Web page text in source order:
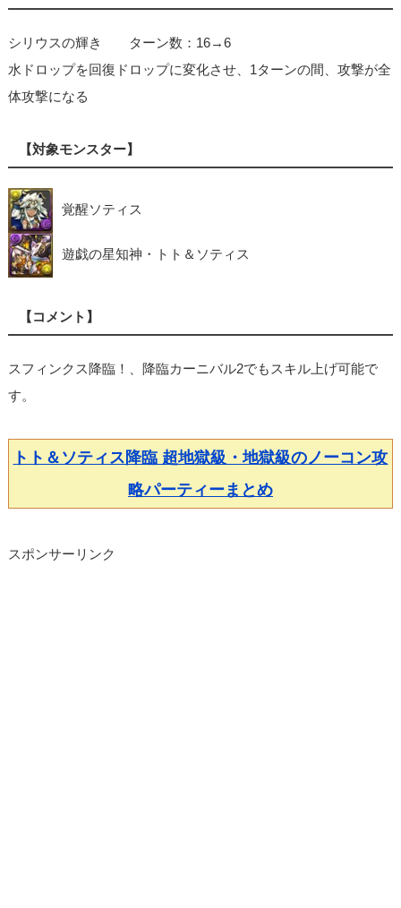
シリウスの輝き ターン数：16→6
水ドロップを回復ドロップに変化させ、1ターンの間、攻撃が全
体攻撃になる
【対象モンスター】
覚醒ソティス
遊戯の星知神・トト＆ソティス
【コメント】
スフィンクス降臨！、降臨カーニバル2でもスキル上げ可能で
す。
トト＆ソティス降臨 超地獄級・地獄級のノーコン攻
略パーティーまとめ
スポンサーリンク